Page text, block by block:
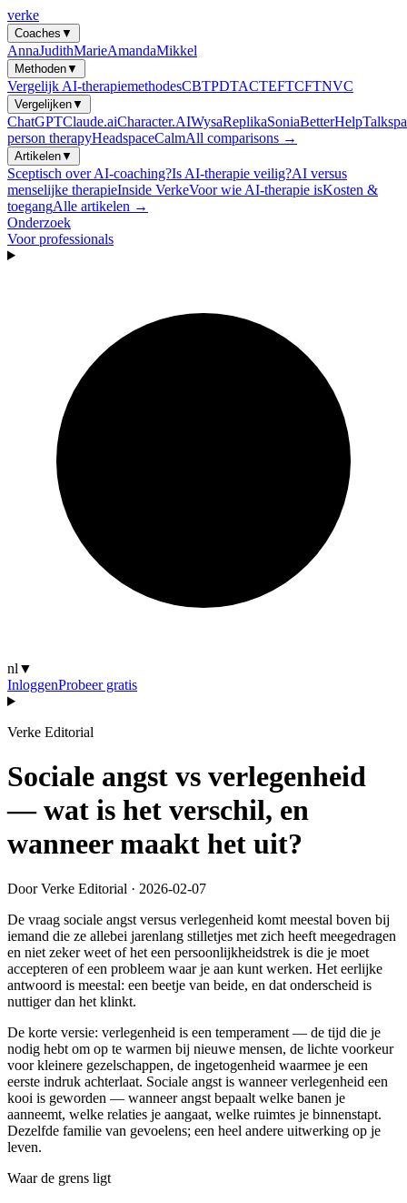
verke
Coaches ▼
AnnaJudithMarieAmandaMikkel
Methoden▼
Vergelijk AI-therapiemethodesCBTPDTACTEFTCFTNVC
Vergelijken▼
ChatGPTClaude.aiCharacter.AIWysaReplikaSoniaBetterHelp
person therapyHeadspaceCalmAll comparisons →
Artikelen▼
Sceptisch over AI-coaching?Is AI-therapie veilig?AI versus
menselijke therapieInside VerkeVoor wie AI-therapie isKosten &
toegangAlle artikelen →
Onderzoek
Voor professionals
nl ▼
InloggenProbeer gratis
Verke Editorial
Sociale angst vs verlegenheid
— wat is het verschil, en
wanneer maakt het uit?
Door Verke Editorial · 2026-02-07
De vraag sociale angst versus verlegenheid komt meestal boven bij
iemand die ze allebei jarenlang stilletjes met zich heeft meegedragen
en niet zeker weet of het een persoonlijkheidstrek is die je moet
accepteren of een probleem waar je aan kunt werken. Het eerlijke
antwoord is meestal: een beetje van beide, en dat onderscheid is
nuttiger dan het klinkt.
De korte versie: verlegenheid is een temperament — de tijd die je
nodig hebt om op te warmen bij nieuwe mensen, de lichte voorkeur
voor kleinere gezelschappen, de ingetogenheid waarmee je een
eerste indruk achterlaat. Sociale angst is wanneer verlegenheid een
kooi is geworden — wanneer angst bepaalt welke banen je
aanneemt, welke relaties je aangaat, welke ruimtes je binnenstapt.
Dezelfde familie van gevoelens; een heel andere uitwerking op je
leven.
Waar de grens ligt